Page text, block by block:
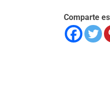
Comparte